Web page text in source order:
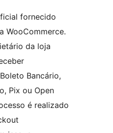
fornecido
WooCommerce.
da loja
Bancário,
Pix ou Open
é realizado